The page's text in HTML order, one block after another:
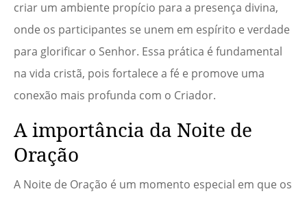
criar um ambiente propício para a presença divina,
onde os participantes se unem em espírito e verdade
para glorificar o Senhor. Essa prática é fundamental
na vida cristã, pois fortalece a fé e promove uma
conexão mais profunda com o Criador.
A importância da Noite de
Oração
A Noite de Oração é um momento especial em que os